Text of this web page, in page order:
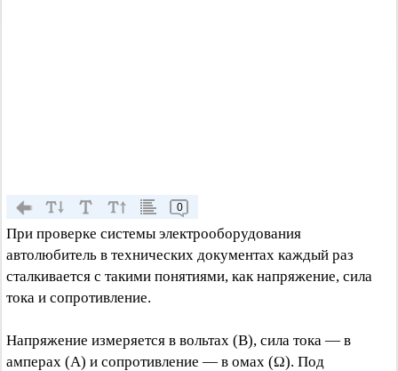
0
При проверке системы электрооборудования
автолюбитель в технических документах каждый раз
сталкивается с такими понятиями, как напряжение, сила
тока и сопротивление.
Напряжение измеряется в вольтах (В), сила тока — в
амперах (А) и сопротивление — в омах (Ω). Под